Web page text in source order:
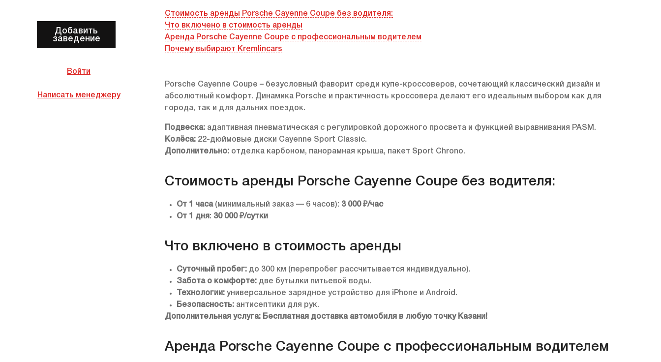
Добавить
заведение
Войти
Написать менеджеру
Стоимость аренды Porsche Cayenne Coupe без водителя:
Что включено в стоимость аренды
Аренда Porsche Cayenne Coupe с профессиональным водителем
Почему выбирают Kremlincars
Porsche Cayenne Coupe – безусловный фаворит среди купе-кроссоверов, сочетающий классический дизайн и
абсолютный комфорт. Динамика Porsche и практичность кроссовера делают его идеальным выбором как для
города, так и для дальних поездок.
Подвеска: адаптивная пневматическая с регулировкой дорожного просвета и функцией выравнивания PASM.
Колёса: 22-дюймовые диски Cayenne Sport Classic.
Дополнительно: отделка карбоном, панорамная крыша, пакет Sport Chrono.
Стоимость аренды Porsche Cayenne Coupe без водителя:
От 1 часа(минимальный заказ — 6 часов): 3 000 ₽/час
От 1 дня : 30 000 ₽/сутки
Что включено в стоимость аренды
Суточный пробег: до 300 км (перепробег рассчитывается индивидуально).
Забота о комфорте: две бутылки питьевой воды.
Технологии: универсальное зарядное устройство для iPhone и Android.
Безопасность: антисептики для рук.
Дополнительная услуга: Бесплатная доставка автомобиля в любую точку Казани!
Аренда Porsche Cayenne Coupe с профессиональным водителем